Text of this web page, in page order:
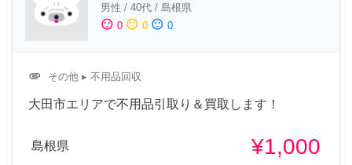
男性 / 40代 / 島根県
sentiment_satisfied 0 sentiment_neutral 0 sentiment_dissatisfied 0
attachment その他 ▸ 不用品回収
大田市エリアで不用品引取り＆買取します！
島根県 ¥1,000